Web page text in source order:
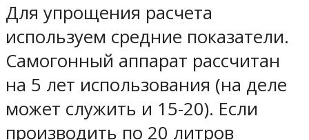
Для упрощения расчета
используем средние показатели.
Самогонный аппарат рассчитан
на 5 лет использования (на деле
может служить и 15-20). Если
производить по 20 литров